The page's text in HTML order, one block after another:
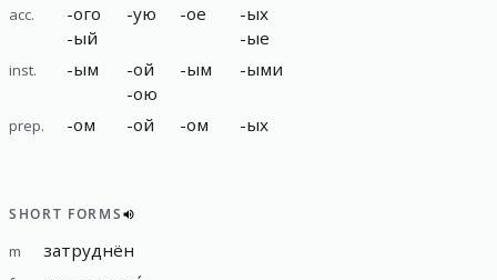
acc. -ого
-ый
-ую -ое -ых
-ые
inst. -ым -ой
-ою
-ым -ыми
prep. -ом -ой -ом -ых
SHORT FORMS
m затруднён